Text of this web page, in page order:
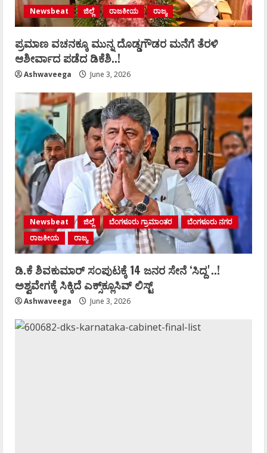
Newsbeat ಜಿಲ್ಲೆ ರಾಜಕೀಯ ರಾಜ್ಯ
ಪ್ರಮಾಣ ವಚನಕ್ಕೂ ಮುನ್ನ ದೊಡ್ಡಗೌಡರ ಮನೆಗೆ ತೆರಳಿ
ಆಶೀರ್ವಾದ ಪಡೆದ ಡಿಕೆಶಿ..!
Ashwaveega June 3, 2026
Newsbeat ಜಿಲ್ಲೆ ಬೆಂಗಳೂರು ಗ್ರಾಮಾಂತರ
ಬೆಂಗಳೂರು ನಗರ
ರಾಜಕೀಯ
ರಾಜ್ಯ
ಡಿ.ಕೆ ಶಿವಕುಮಾರ್‌ ಸಂಪುಟಕ್ಕೆ 14 ಜನರ ಸೇನೆ ʻಸಿದ್ದʼ..!
ಅಶ್ವವೇಗಕ್ಕೆ ಸಿಕ್ಕಿದೆ ಎಕ್ಸ್‌ಕ್ಲೂಸಿವ್‌ ಲಿಸ್ಟ್‌
Ashwaveega June 3, 2026